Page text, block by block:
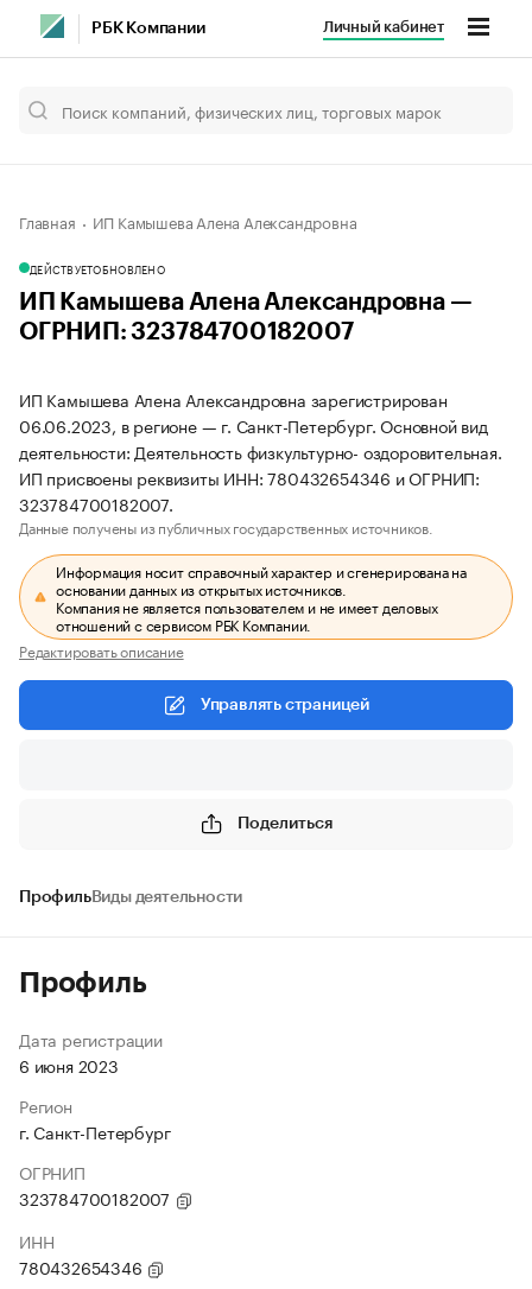
РБК Компании Личный кабинет
Главная ИП Камышева Алена Александровна
ДЕЙСТВУЕТОБНОВЛЕНО
ИП Камышева Алена Александровна —
ОГРНИП: 323784700182007
ИП Камышева Алена Александровна зарегистрирован
06.06.2023, в регионе — г. Санкт-Петербург. Основной вид
деятельности: Деятельность физкультурно- оздоровительная.
ИП присвоены реквизиты ИНН: 780432654346 и ОГРНИП:
323784700182007.
Данные получены из публичных государственных источников.
Информация носит справочный характер и сгенерирована на
основании данных из открытых источников.
Компания не является пользователем и не имеет деловых
отношений с сервисом РБК Компании.
Редактировать описание
Управлять страницей
Поделиться
ПрофильВиды деятельности
Профиль
Дата регистрации
6 июня 2023
Регион
г. Санкт-Петербург
ОГРНИП
323784700182007
ИНН
780432654346